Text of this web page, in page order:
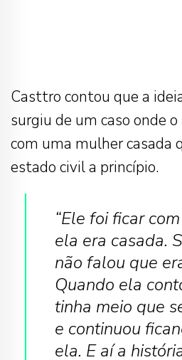
Casttro contou que a
surgiu de um caso onde
com uma mulher casada
estado civil a princípio.
“Ele foi ficar
ela era casada.
não falou que
Quando ela
tinha meio que
e continuou
ela. E aí a